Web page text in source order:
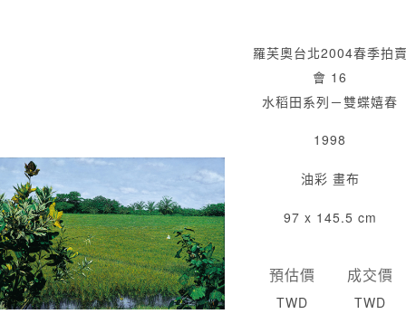
羅芙奧台北2004春季拍
會 16
水稻田系列－雙蝶嬉春
1998
油彩 畫布
97 x 145.5 cm
預估價
TWD
成交價
TWD